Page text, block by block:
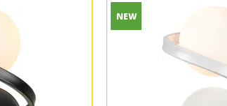
NEW